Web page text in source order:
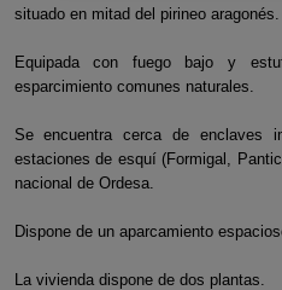
situado en mitad del pirineo aragonés.
Equipada con fuego bajo y
esparcimiento comunes naturales.
Se encuentra cerca de enclaves
estaciones de esquí (Formigal,
nacional de Ordesa.
Dispone de un aparcamiento
La vivienda dispone de dos plantas.